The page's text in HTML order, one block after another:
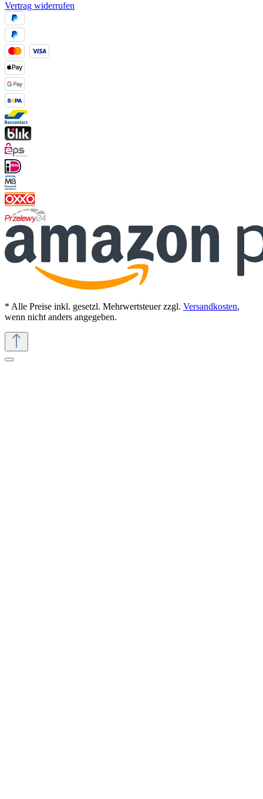
Vertrag widerrufen
* Alle Preise inkl. gesetzl. Mehrwertsteuer zzgl. Versandkosten,
wenn nicht anders angegeben.